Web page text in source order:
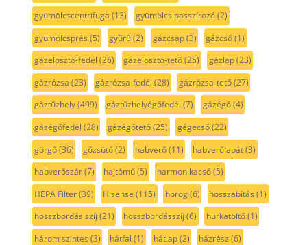
gyümölcscentrifuga (13) gyümölcs passzírozó(2)
gyümölcsprés (5) gyűrű(2) gázcsap(3) gázcső(1)
gázelosztó-fedél (26) gázelosztó-tető(25) gázlap(23)
gázrózsa (23) gázrózsa-fedél (28) gázrózsa-tető(27)
gáztűzhely(499) gáztűzhelyégőfedél (7) gázégő(4)
gázégőfedél (28) gázégőtető(25) gégecső(22)
görgő(36) gőzsütő(2) habverő(11) habverőlapát(3)
habverőszár(7) hajtómű(5) harmonikacső(5)
HEPA Filter(39) Hisense (115) horog(6) hosszabítás (1)
hosszbordás szíj (21) hosszbordásszíj (6) hurkatöltő(1)
három szintes (3) hátfal (1) hátlap(2) házrész (6)